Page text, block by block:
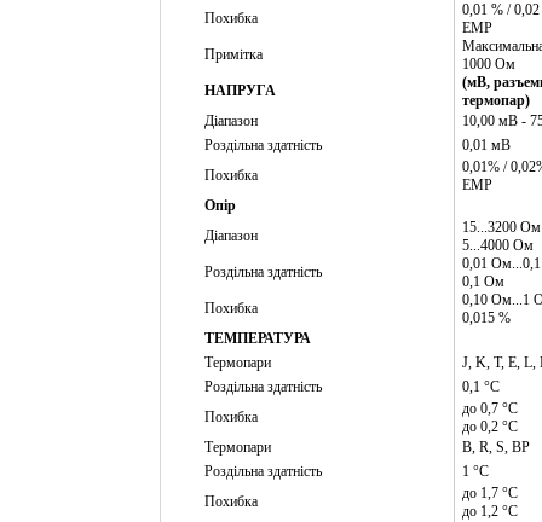
Похибка
0,01 % /
ЕМР
Примітка
1000 Ом
НАПРУГА
(мВ,
термопар)
Діапазон
10,00 мВ -
Роздільна здатність
0,01 мВ
Похибка
0,01% /
ЕМР
Опір
Діапазон
15...3200 Ом
5...4000 Ом
Роздільна здатність
0,01
0,1 Ом
Похибка
0,10 Ом...1
0,015 %
ТЕМПЕРАТУРА
Термопари
J, K, T, E,
Роздільна здатність
0,1 °C
Похибка
до 0,7 °C
до 0,2 °C
Термопари
B, R, S, BP
Роздільна здатність
1 °C
Похибка
до 1,7 °C
до 1,2 °C